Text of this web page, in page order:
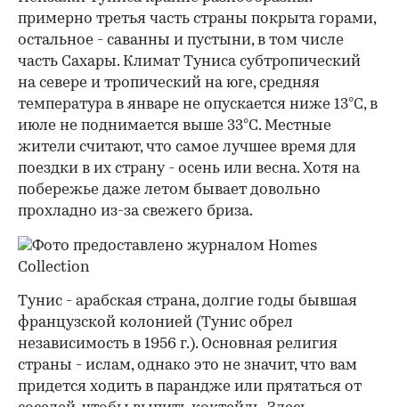
примерно третья часть страны покрыта горами,
остальное - саванны и пустыни, в том числе
часть Сахары. Климат Туниса субтропический
на севере и тропический на юге, средняя
температура в январе не опускается ниже 13°С, в
июле не поднимается выше 33°С. Местные
жители считают, что самое лучшее время для
поездки в их страну - осень или весна. Хотя на
побережье даже летом бывает довольно
прохладно из-за свежего бриза.
Тунис - арабская страна, долгие годы бывшая
французской колонией (Тунис обрел
независимость в 1956 г.). Основная религия
страны - ислам, однако это не значит, что вам
придется ходить в парандже или прятаться от